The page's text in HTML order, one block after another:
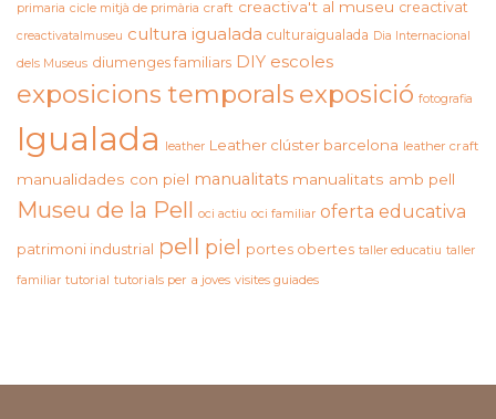
primaria cicle mitjà de primària craft creactiva't al museu creactivat
creactivatalmuseu cultura igualada culturaigualada Dia Internacional
dels Museus diumenges familiars DIY escoles
exposicions temporals exposició fotografia
Igualada leather Leather clúster barcelona leather craft
manualidades con piel manualitats manualitats amb pell
Museu de la Pell oci actiu oci familiar oferta educativa
patrimoni industrial pell piel portes obertes taller educatiu taller
familiar tutorial tutorials per a joves visites guiades